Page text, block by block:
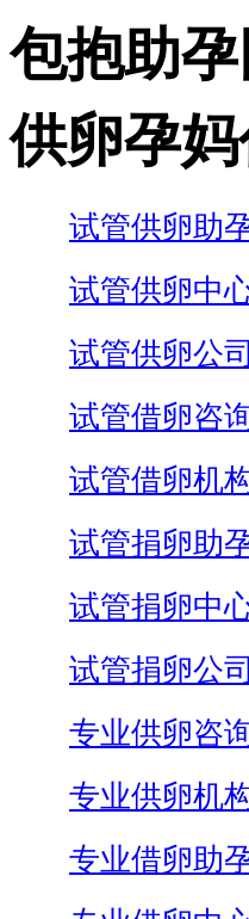
包抱助
供卵孕
试管供卵助
试管供卵中
试管供卵公司
试管借卵咨
试管借卵机
试管捐卵助
试管捐卵中
试管捐卵公司
专业供卵咨
专业供卵机
专业借卵助